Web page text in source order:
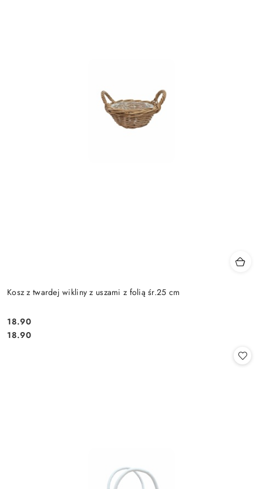
Kosz z twardej wikliny z uszami z folią śr.25 cm
Cena:
18.90
Cena:
18.90